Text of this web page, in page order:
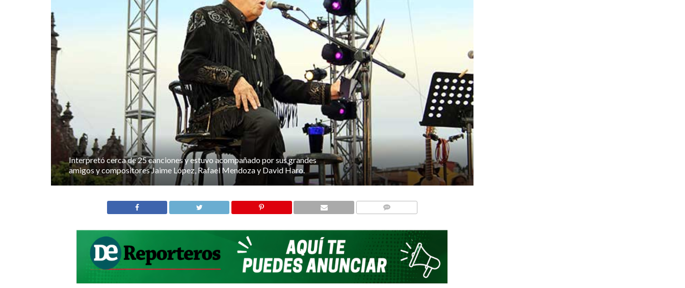
Interpretó cerca de 25 canciones y estuvo acompañado por sus grandes
amigos y compositores Jaime López, Rafael Mendoza y David Haro.